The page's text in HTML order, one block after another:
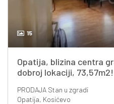
15
Opatija, blizina centra
dobroj lokaciji, 73,57m2!
PRODAJAStan u zgradi
Opatija, Kosićevo